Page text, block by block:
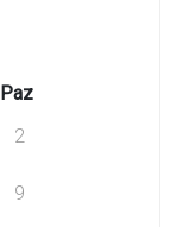
Paz
2
9